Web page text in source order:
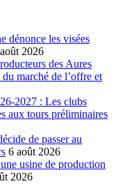
dénonce les visées
2026
des Aures
marché de l’offre et
2027 : Les clubs
aux tours préliminaires
de passer au
6 août 2026
usine de production
2026